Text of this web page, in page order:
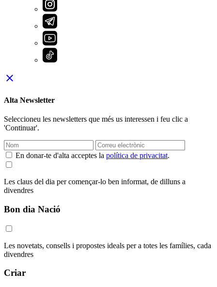
close
Alta Newsletter
Seleccioneu les newsletters que més us interessen i feu clic a
'Continuar'.
En donar-te d'alta acceptes la política de privacitat.
Les claus del dia per començar-lo ben informat, de dilluns a
divendres
Bon dia Nació
Les novetats, consells i propostes ideals per a totes les famílies, cada
divendres
Criar